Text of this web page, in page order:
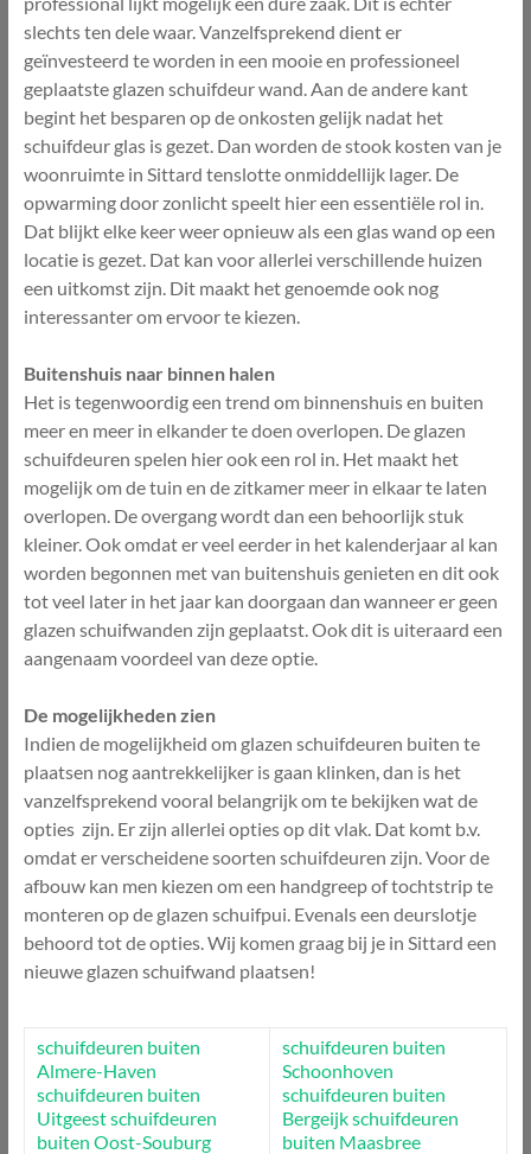
slechts ten dele waar. Vanzelfsprekend dient er
geïnvesteerd te worden in een mooie en professioneel
geplaatste glazen schuifdeur wand. Aan de andere kant
begint het besparen op de onkosten gelijk nadat het
schuifdeur glas is gezet. Dan worden de stook kosten van je
woonruimte in Sittard tenslotte onmiddellijk lager. De
opwarming door zonlicht speelt hier een essentiële rol in.
Dat blijkt elke keer weer opnieuw als een glas wand op een
locatie is gezet. Dat kan voor allerlei verschillende huizen
een uitkomst zijn. Dit maakt het genoemde ook nog
interessanter om ervoor te kiezen.
Buitenshuis naar binnen halen
Het is tegenwoordig een trend om binnenshuis en buiten
meer en meer in elkander te doen overlopen. De glazen
schuifdeuren spelen hier ook een rol in. Het maakt het
mogelijk om de tuin en de zitkamer meer in elkaar te laten
overlopen. De overgang wordt dan een behoorlijk stuk
kleiner. Ook omdat er veel eerder in het kalenderjaar al kan
worden begonnen met van buitenshuis genieten en dit ook
tot veel later in het jaar kan doorgaan dan wanneer er geen
glazen schuifwanden zijn geplaatst. Ook dit is uiteraard een
aangenaam voordeel van deze optie.
De mogelijkheden zien
Indien de mogelijkheid om glazen schuifdeuren buiten te
plaatsen nog aantrekkelijker is gaan klinken, dan is het
vanzelfsprekend vooral belangrijk om te bekijken wat de
opties zijn. Er zijn allerlei opties op dit vlak. Dat komt b.v.
omdat er verscheidene soorten schuifdeuren zijn. Voor de
afbouw kan men kiezen om een handgreep of tochtstrip te
monteren op de glazen schuifpui. Evenals een deurslotje
behoord tot de opties. Wij komen graag bij je in Sittard een
nieuwe glazen schuifwand plaatsen!
schuifdeuren buiten
Almere-Haven
schuifdeuren buiten
Uitgeestschuifdeuren
buiten Oost-Souburg
schuifdeuren buiten
Schoonhoven
schuifdeuren buiten
Bergeijkschuifdeuren
buiten Maasbree